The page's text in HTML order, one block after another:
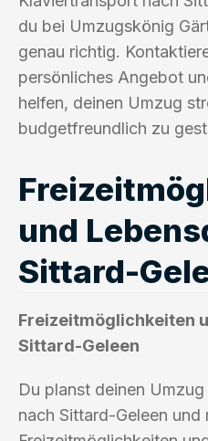
du bei Umzugskönig
genau richtig.
persönliches Angebot
helfen, deinen Umzug
budgetfreundlich zu
und
Sittard-
Freizeitmöglichkeiten
Sittard-Geleen
Du planst deinen
nach Sittard-Geleen